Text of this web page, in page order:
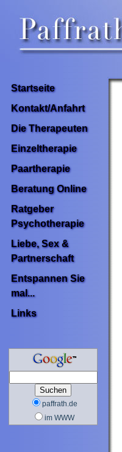
Startseite
Kontakt/Anfahrt
Die Therapeuten
Einzeltherapie
Paartherapie
Beratung Online
Ratgeber
Psychotherapie
Liebe, Sex &
Partnerschaft
Entspannen Sie
mal...
Links
paffrath.de
im WWW